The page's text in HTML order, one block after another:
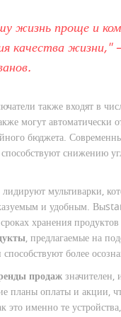
жизнь проще и
качества
также входят в
могут автоматически
бюджета.
снижению
мультиварки,
и удобным.
хранения
, предлагаемые на
более
продаж значителен,
планы оплаты и акции,
это именно те